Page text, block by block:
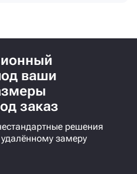
ваши
заказ
решения
замеру